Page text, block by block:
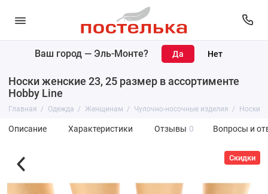
Ваш город — Эль-Монте?
Носки женские 23, 25 размер в ассортименте
Hobby Line
Главная Одежда Женщинам Чулочно-носочные изделия Носки
Описание Характеристики Отзывы 0 Вопросы и
Скидки